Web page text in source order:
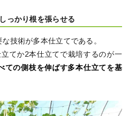
っかり根を張らせる
技術が多本仕立てである。
てか2本仕立てで栽培するのが一
ての側枝を伸ばす多本仕立てを基